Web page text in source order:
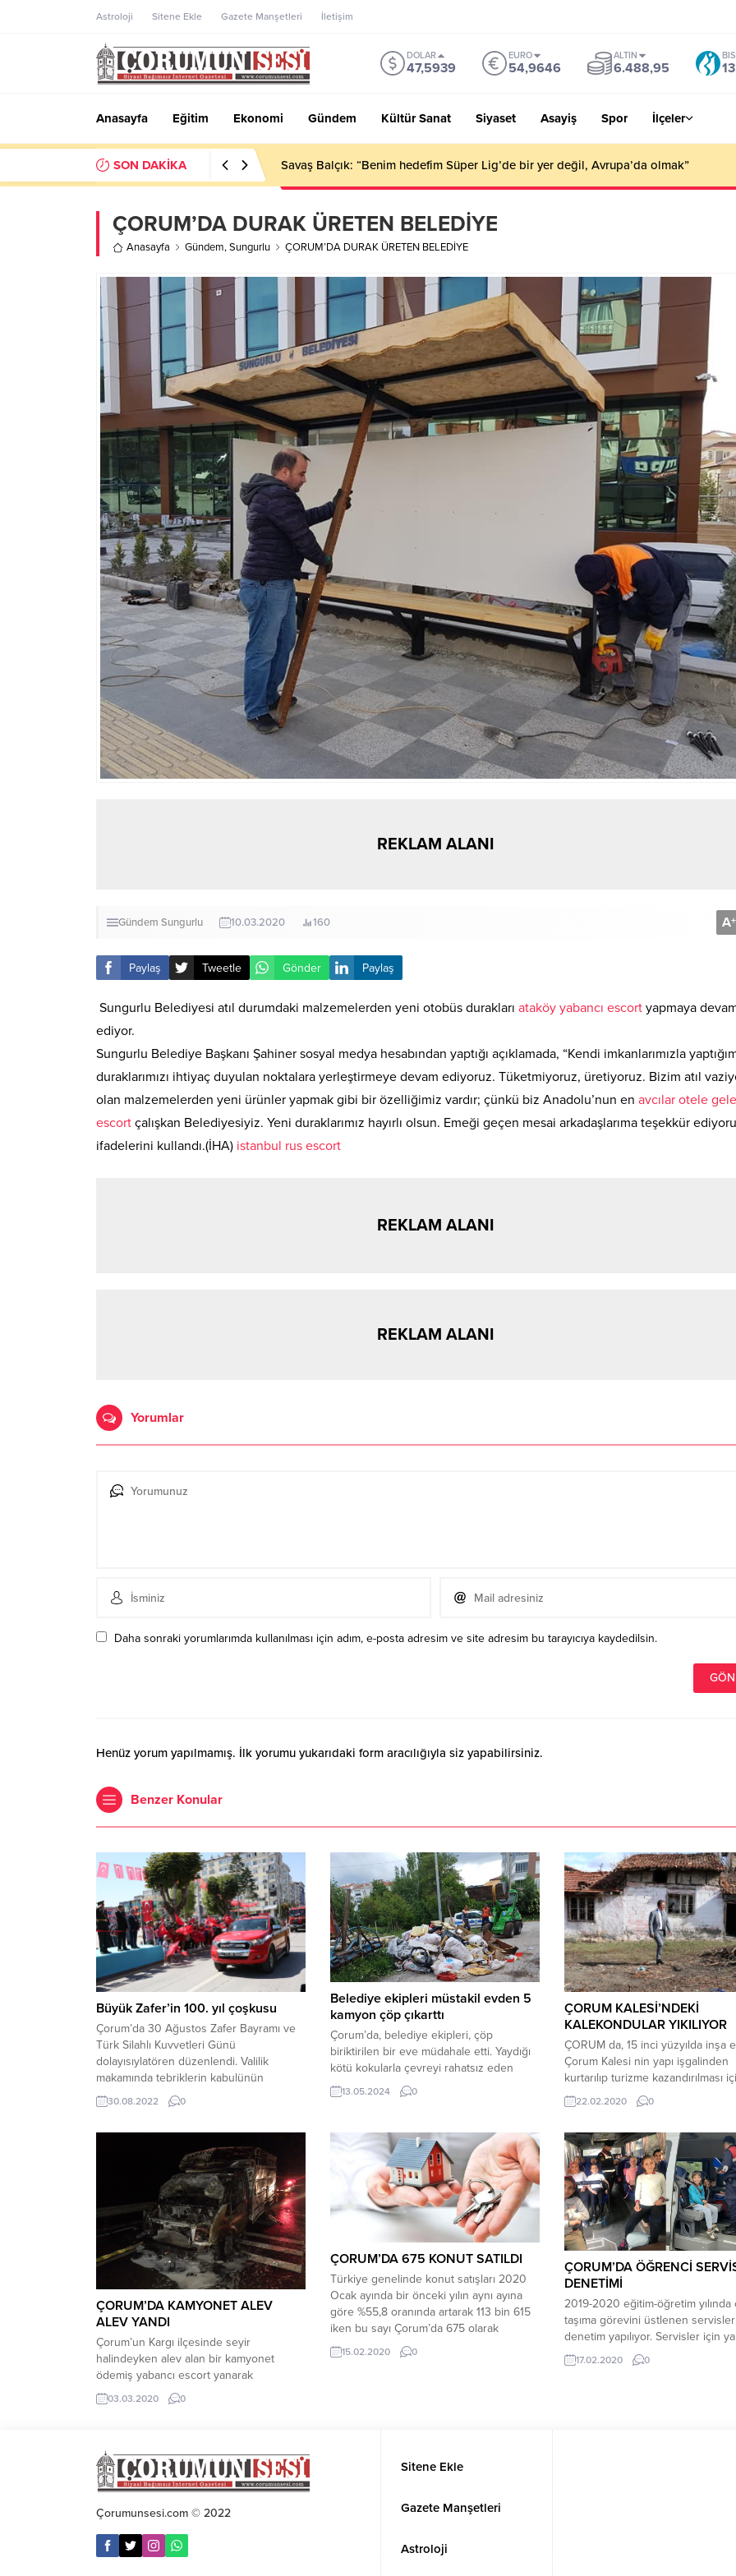
Astroloji Sitene Ekle Gazete Manşetleri İletişim
DOLAR
47,5939
EURO
54,9646
ALTIN
6.488,95
Anasayfa Eğitim Ekonomi Gündem Kültür Sanat Siyaset Asayiş Spor İlçeler
SON DAKİKA Çorum’da korkutan yangın : 40 dönüm arazi zarar gördü
ÇORUM’DA DURAK ÜRETEN BELEDİYE
Anasayfa Gündem,Sungurlu ÇORUM’DA DURAK ÜRETEN BELEDİYE
REKLAM ALANI
Gündem Sungurlu 10.03.2020 160 A+
Paylaş Tweetle Gönder Paylaş
Sungurlu Belediyesi atıl durumdaki malzemelerden yeni otobüs durakları ataköy yabancı escort yapmaya
ediyor.
Sungurlu Belediye Başkanı Şahiner sosyal medya hesabından yaptığı açıklamada, “Kendi imkanlarımızla
duraklarımızı ihtiyaç duyulan noktalara yerleştirmeye devam ediyoruz. Tüketmiyoruz, üretiyoruz. Bizim atıl
olan malzemelerden yeni ürünler yapmak gibi bir özelliğimiz vardır; çünkü biz Anadolu’nun en avcılar otele
escort çalışkan Belediyesiyiz. Yeni duraklarımız hayırlı olsun. Emeği geçen mesai arkadaşlarıma teşekkür
ifadelerini kullandı.(İHA) istanbul rus escort
REKLAM ALANI
REKLAM ALANI
Yorumlar
Daha sonraki yorumlarımda kullanılması için adım, e-posta adresim ve site adresim bu tarayıcıya kaydedilsin.
Henüz yorum yapılmamış. İlk yorumu yukarıdaki form aracılığıyla siz yapabilirsiniz.
Benzer Konular
Büyük Zafer’in 100. yıl çoşkusu
Çorum’da 30 Ağustos Zafer Bayramı ve
Türk Silahlı Kuvvetleri Günü
dolayısıylatören düzenlendi. Valilik
makamında tebriklerin kabulünün
ardından Kadeş Barış Meydanında Saygı
Duruşu veİstiklal Marşı ile devam eden
Tayyip Erdoğan’ın kutlamamesajının
okunmasının ardından şiir dinletisi ve
halk oyunları gösterisi yapıldı.
Çeşitliyarışmalarda dereceye giren
öğrencilere ödülleri verildi. REKLAM
ALANI...
30.08.2022 0
Belediye ekipleri müstakil evden 5
kamyon çöp çıkarttı
Çorum’da, belediye ekipleri, çöp
biriktirilen bir eve müdahale etti. Yaydığı
kötü kokularla çevreyi rahatsız eden
evden 5 kamyon çöp çıkarıldı.Edinilen
bilgiye göre, Ulukavak Mahallesi’ndeki bir
mahalle sakinleri belediyeye ihbarda
bulundu. Evde inceleme yapan Zabıta
Müdürlüğü ekipleri karşılaştıkları manzara
karşısında şaşkına döndü.Müstakil evin
çöp yığınıyla dolu...
13.05.2024 0
ÇORUM KALESİ’NDEKİ
KALEKONDULAR YIKILIYOR
ÇORUM da, 15 inci yüzyılda inşa
Çorum Kalesi nin yapı işgalinden
kurtarılıp turizme kazandırılması
başlatılan restorasyon sürüyor.
22.02.2020 0
ÇORUM’DA KAMYONET ALEV
ALEV YANDI
Çorum’un Kargı ilçesinde seyir
halindeyken alev alan bir kamyonet
ödemiş yabancı escort yanarak
kullanılamaz hale geldi. Olayda ölen ya
da yaralanan olmadı. Olay, Kargı ilçesine
Edinilen bilgilere göre, Tokat’tan
Kastamonu’ya seyir halinde bulunan S.P.
yönetimindeki 60 TF 701 plakalı
kamyonet Beygircioğlu...
03.03.2020 0
ÇORUM’DA 675 KONUT SATILDI
Türkiye genelinde konut satışları 2020
Ocak ayında bir önceki yılın aynı ayına
göre %55,8 oranında artarak 113 bin 615
iken bu sayı Çorum’da 675 olarak
belirlendi. Konut satışlarında, İstanbul 21
251 konut satışı ve %18,7 ile en yüksek
15.02.2020 0
ÇORUM’DA ÖĞRENCİ
DENETİMİ
2019-2020 eğitim-öğretim
taşıma görevini üstlenen
denetim yapılıyor. Servisler için
genel uygunluk denetimi
merkezinde gerçekleştirildi.
17.02.2020 0
Çorumunsesi.com © 2022
Sitene Ekle
Gazete Manşetleri
Astroloji